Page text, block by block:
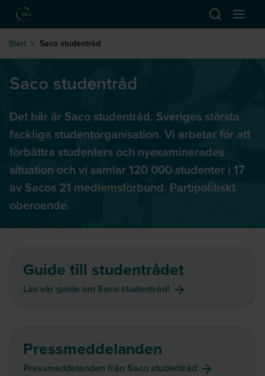
Hoppa till huvudinnehåll Öppna
Start > Saco studentråd
Saco studentråd
Det här är Saco studentråd. Sveriges största
fackliga studentorganisation. Vi arbetar för att
förbättra studenters och nyexaminerades
situation och vi samlar 120 000 studenter i 17
av Sacos 21 medlemsförbund. Partipolitiskt
oberoende.
Guide till studentrådet
Läs vår guide om Saco studentråd!
Pressmeddelanden
Pressmeddelanden från Saco studentråd